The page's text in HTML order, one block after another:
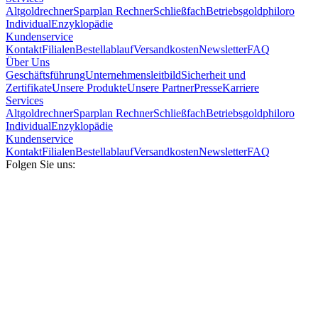
AltgoldrechnerSparplan RechnerSchließfachBetriebsgoldphiloro
IndividualEnzyklopädie
Kundenservice
KontaktFilialenBestellablaufVersandkostenNewsletterFAQ
Über Uns
GeschäftsführungUnternehmensleitbildSicherheit und
ZertifikateUnsere ProdukteUnsere PartnerPresseKarriere
Services
AltgoldrechnerSparplan RechnerSchließfachBetriebsgoldphiloro
IndividualEnzyklopädie
Kundenservice
KontaktFilialenBestellablaufVersandkostenNewsletterFAQ
Folgen Sie uns: